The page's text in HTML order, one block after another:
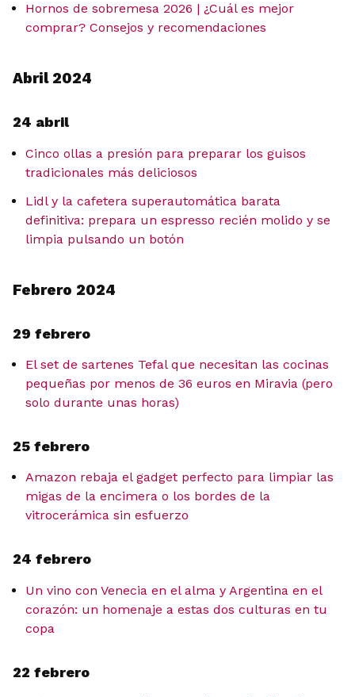
Hornos de sobremesa 2026 | ¿Cuál es mejor
comprar? Consejos y recomendaciones
Abril 2024
24 abril
Cinco ollas a presión para preparar los guisos
tradicionales más deliciosos
Lidl y la cafetera superautomática barata
definitiva: prepara un espresso recién molido y se
limpia pulsando un botón
Febrero 2024
29 febrero
El set de sartenes Tefal que necesitan las cocinas
pequeñas por menos de 36 euros en Miravia (pero
solo durante unas horas)
25 febrero
Amazon rebaja el gadget perfecto para limpiar las
migas de la encimera o los bordes de la
vitrocerámica sin esfuerzo
24 febrero
Un vino con Venecia en el alma y Argentina en el
corazón: un homenaje a estas dos culturas en tu
copa
22 febrero